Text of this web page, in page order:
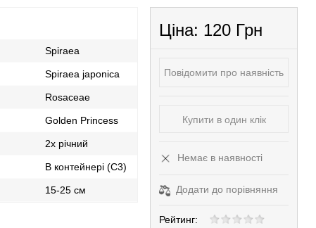
Spiraea
Spiraea japonica
Rosaceae
Golden Princess
2х річний
В контейнері (С3)
15-25 см
Ціна: 120 Грн
Повідомити про наявність
Купити в один клік
Немає в наявності
Додати до порівняння
Рейтинг: